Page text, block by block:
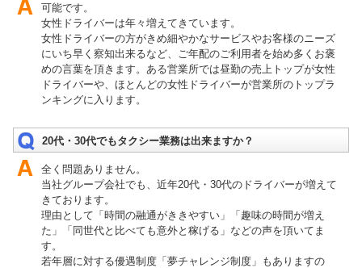
可能です。
女性ドライバーは年々増えてきています。
女性ドライバーの方がきめ細やかなサービスやお客様のニーズ
にいち早く察知出来るなど、ご年配のご利用者を始め多くお褒
めの言葉を頂きます。ある営業所では昼勤の売上トップが女性
ドライバーや、ほとんどの女性ドライバーが営業所のトップラ
ンキングに入ります。
20代・30代でもタクシー業務は出来ますか？
全く問題ありません。
当社グループ会社でも、近年20代・30代のドライバーが増えて
きております。
理由として「時間の融通がききやすい」「趣味の時間が増え
た」「同世代と比べても意外と稼げる」などの声を頂いてま
す。
若年層に対する優遇制度「夢チャレンジ制度」もありますの